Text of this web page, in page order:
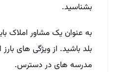
بشناسید.
به عنوان یک مشاور املاک
بلد باشید. از ویژگی ­های
مدرسه­ های در دسترس.